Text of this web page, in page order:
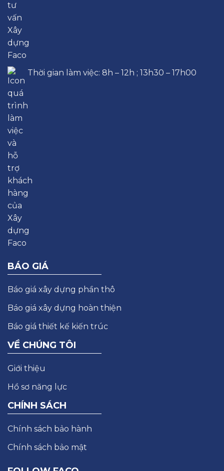
Thời gian làm việc: 8h – 12h ; 13h30 – 17h00
BÁO GIÁ
Báo giá xây dựng phần thô
Báo giá xây dựng hoàn thiện
Báo giá thiết kế kiến trúc
VỀ CHÚNG TÔI
Giới thiệu
Hồ sơ năng lực
CHÍNH SÁCH
Chính sách bảo hành
Chính sách bảo mật